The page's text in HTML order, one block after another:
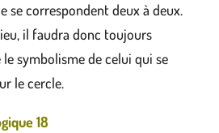
se correspondent deux à deux.
il faudra donc toujours
symbolisme de celui qui se
le cercle.
18